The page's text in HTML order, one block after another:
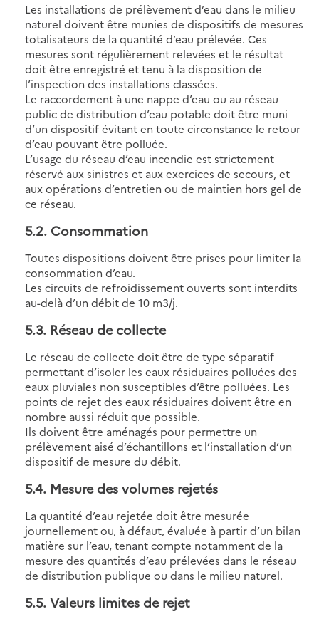
Les installations de prélèvement d’eau dans le milieu
naturel doivent être munies de dispositifs de mesures
totalisateurs de la quantité d’eau prélevée. Ces
mesures sont régulièrement relevées et le résultat
doit être enregistré et tenu à la disposition de
l’inspection des installations classées.
Le raccordement à une nappe d’eau ou au réseau
public de distribution d’eau potable doit être muni
d’un dispositif évitant en toute circonstance le retour
d’eau pouvant être polluée.
L’usage du réseau d’eau incendie est strictement
réservé aux sinistres et aux exercices de secours, et
aux opérations d’entretien ou de maintien hors gel de
ce réseau.
5.2. Consommation
Toutes dispositions doivent être prises pour limiter la
consommation d’eau.
Les circuits de refroidissement ouverts sont interdits
au-delà d’un débit de 10 m3/j.
5.3. Réseau de collecte
Le réseau de collecte doit être de type séparatif
permettant d’isoler les eaux résiduaires polluées des
eaux pluviales non susceptibles d’être polluées. Les
points de rejet des eaux résiduaires doivent être en
nombre aussi réduit que possible.
Ils doivent être aménagés pour permettre un
prélèvement aisé d’échantillons et l’installation d’un
dispositif de mesure du débit.
5.4. Mesure des volumes rejetés
La quantité d’eau rejetée doit être mesurée
journellement ou, à défaut, évaluée à partir d’un bilan
matière sur l’eau, tenant compte notamment de la
mesure des quantités d’eau prélevées dans le réseau
de distribution publique ou dans le milieu naturel.
5.5. Valeurs limites de rejet